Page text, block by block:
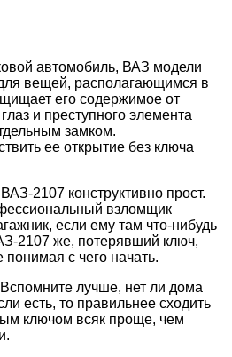
автомобиль, ВАЗ модели
вещей, располагающимся в
его содержимое от
и преступного элемента
замком.
ее открытие без ключа
2107 конструктивно прост.
взломщик
если ему там что-нибудь
2107 же, потерявший ключ,
понимая с чего начать.
лучше, нет ли дома
есть, то правильнее сходить
ключом всяк проще, чем